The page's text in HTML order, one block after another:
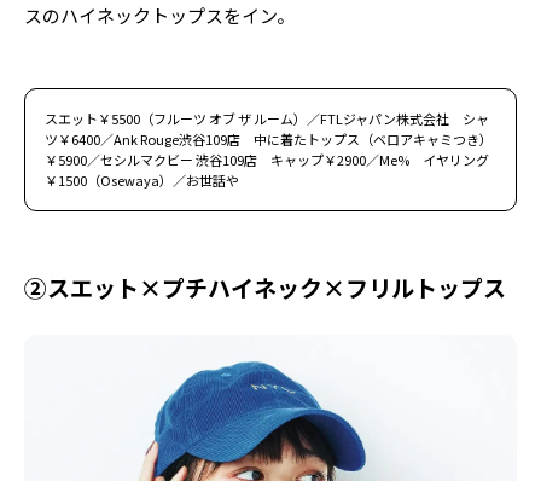
スのハイネックトップスをイン。
スエット￥5500（フルーツ オブ ザ ルーム）／FTLジャパン株式会社 シャ
ツ￥6400／Ank Rouge渋谷109店 中に着たトップス（ベロアキャミつき）
￥5900／セシルマクビー 渋谷109店 キャップ￥2900／Me% イヤリング
￥1500（Osewaya）／お世話や
②スエット×プチハイネック×フリルトップス